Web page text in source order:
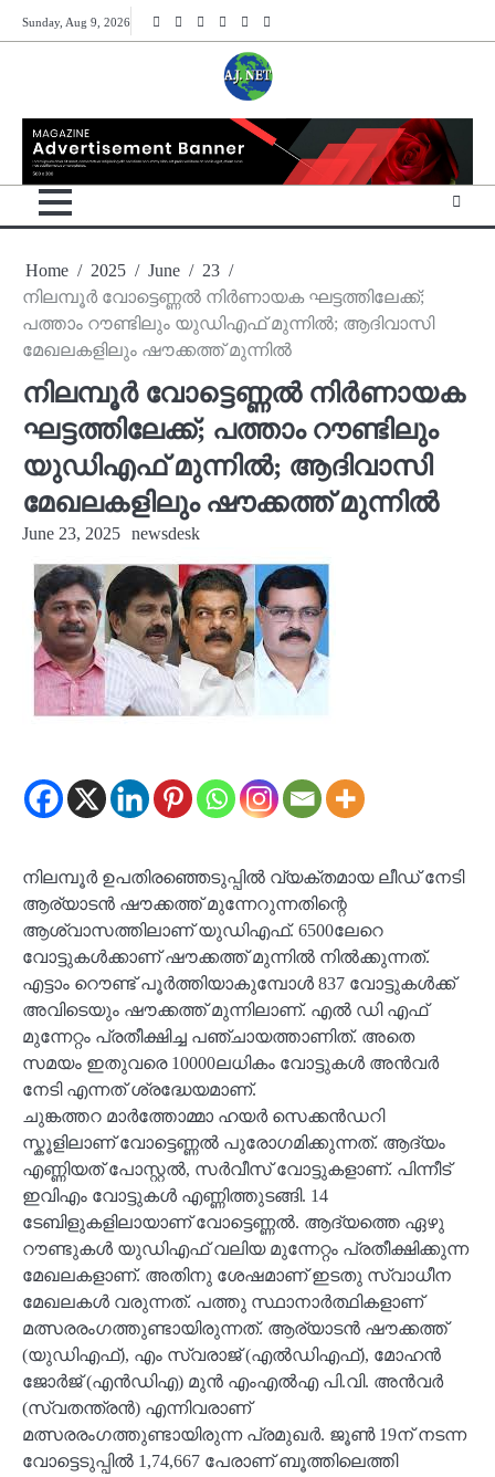
to
Sunday, Aug 9, 2026 TwitterFacebookInstagram
RedditYouTube
Twitch
Home 2025 June
23
നിലമ്പൂർ വോട്ടെണ്ണൽ നിർണായക ഘട്ടത്തിലേക്ക്;
പത്താം റൗണ്ടിലും യുഡിഎഫ് മുന്നിൽ; ആദിവാസി
മേഖലകളിലും ഷൗക്കത്ത് മുന്നിൽ
നിലമ്പൂർ വോട്ടെണ്ണൽ നിർണായക
ഘട്ടത്തിലേക്ക്; പത്താം റൗണ്ടിലും
യുഡിഎഫ് മുന്നിൽ; ആദിവാസി
മേഖലകളിലും ഷൗക്കത്ത് മുന്നിൽ
June 23, 2025 newsdesk
നിലമ്പൂർ ഉപതിരഞ്ഞെടുപ്പിൽ വ്യക്തമായ ലീഡ് നേടി
ആര്യാടൻ ഷൗക്കത്ത് മുന്നേറുന്നതിന്റെ
ആശ്വാസത്തിലാണ് യുഡിഎഫ്. 6500ലേറെ
വോട്ടുകൾക്കാണ് ഷൗക്കത്ത് മുന്നിൽ നിൽക്കുന്നത്.
എട്ടാം റൌണ്ട് പൂർത്തിയാകുമ്പോൾ 837 വോട്ടുകൾക്ക്
അവിടെയും ഷൗക്കത്ത് മുന്നിലാണ്. എൽ ഡി എഫ്
മുന്നേറ്റം പ്രതീക്ഷിച്ച പഞ്ചായത്താണിത്. അതെ
സമയം ഇതുവരെ 10000ലധികം വോട്ടുകൾ അൻവർ
നേടി എന്നത് ശ്രദ്ധേയമാണ്.
ചുങ്കത്തറ മാർത്തോമ്മാ ഹയർ സെക്കൻഡറി
സ്കൂളിലാണ് വോട്ടെണ്ണൽ പുരോ​ഗമിക്കുന്നത്. ആദ്യം
എണ്ണിയത് പോസ്റ്റൽ, സർവീസ് വോട്ടുകളാണ്. പിന്നീട്
ഇവിഎം വോട്ടുകൾ എണ്ണിത്തുടങ്ങി. 14
ടേബിളുകളിലായാണ് വോട്ടെണ്ണൽ. ആദ്യത്തെ ഏഴു
റൗണ്ടുകൾ യുഡിഎഫ് വലിയ മുന്നേറ്റം പ്രതീക്ഷിക്കുന്ന
മേഖലകളാണ്. അതിനു ശേഷമാണ് ഇടതു സ്വാധീന
മേഖലകൾ വരുന്നത്. പത്തു സ്ഥാനാർത്ഥികളാണ്
മത്സരരം​ഗത്തുണ്ടായിരുന്നത്. ആര്യാടൻ ഷൗക്കത്ത്
(യുഡിഎഫ്), എം സ്വരാജ് (എൽഡിഎഫ്), മോഹൻ
ജോർജ് (എൻഡിഎ) മുൻ എംഎൽഎ പി.വി. അൻവർ
(സ്വതന്ത്രൻ) എന്നിവരാണ്
മത്സരരംഗത്തുണ്ടായിരുന്ന പ്രമുഖർ. ജൂൺ 19ന് നടന്ന
വോട്ടെടുപ്പിൽ 1,74,667 പേരാണ് ബൂത്തിലെത്തി